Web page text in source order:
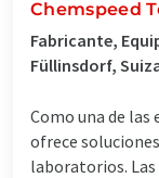
Chemspeed
Fabricante,
Füllinsdorf,
Como una de las
ofrece
laboratorios. Las